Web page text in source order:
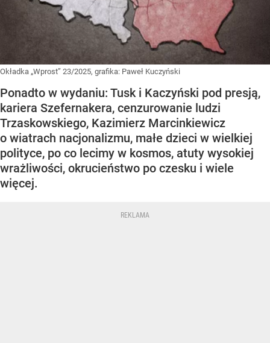
Okładka „Wprost” 23/2025, grafika: Paweł Kuczyński
Ponadto w wydaniu: Tusk i Kaczyński pod presją,
kariera Szefernakera, cenzurowanie ludzi
Trzaskowskiego, Kazimierz Marcinkiewicz
o wiatrach nacjonalizmu, małe dzieci w wielkiej
polityce, po co lecimy w kosmos, atuty wysokiej
wrażliwości, okrucieństwo po czesku i wiele
więcej.